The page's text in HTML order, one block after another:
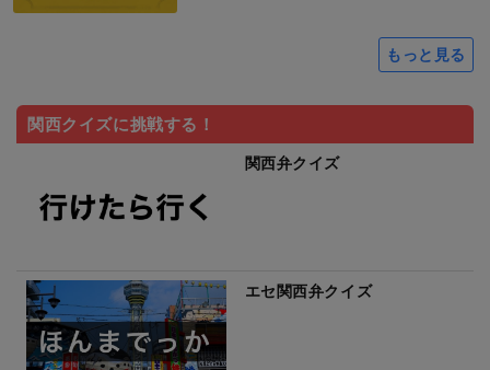
もっと見る
関西クイズに挑戦する！
関西弁クイズ
エセ関西弁クイズ